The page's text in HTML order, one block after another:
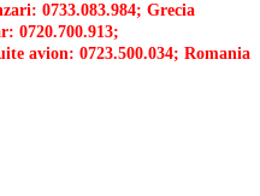
0733.083.984; Grecia
0720.700.913;
avion: 0723.500.034; Romania